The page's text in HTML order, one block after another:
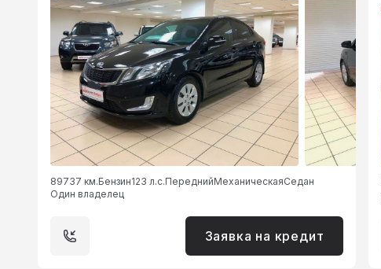
89737 км.Бензин123 л.с.ПереднийМеханическаяСедан
Один владелец
Заявка на кредит